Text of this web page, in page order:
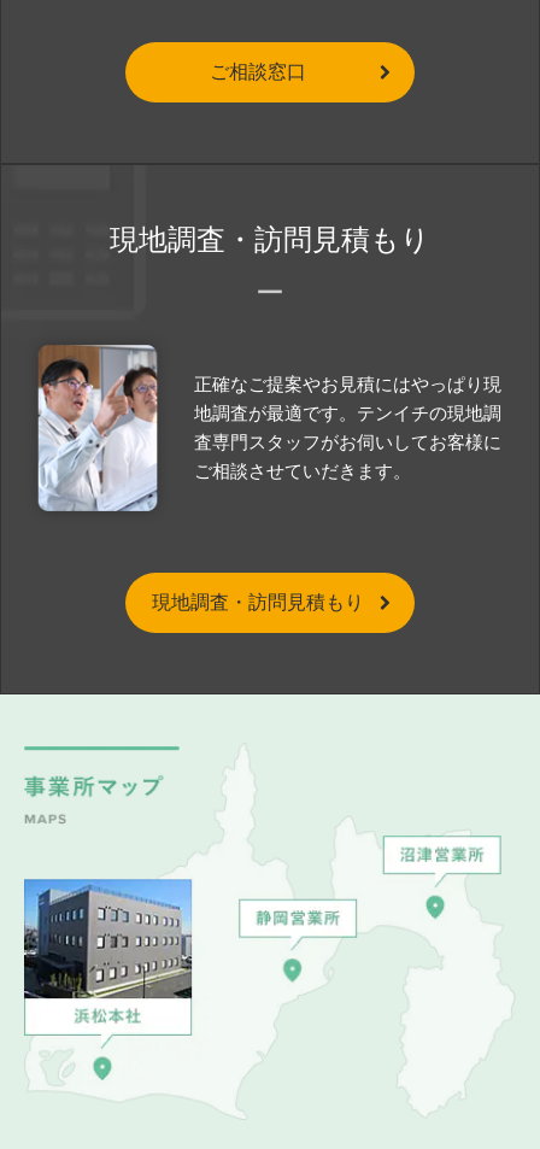
ご相談窓口
現地調査・訪問見積もり
正確なご提案やお見積にはやっぱり現
地調査が最適です。テンイチの現地調
査専門スタッフがお伺いしてお客様に
ご相談させていだきます。
現地調査・訪問見積もり